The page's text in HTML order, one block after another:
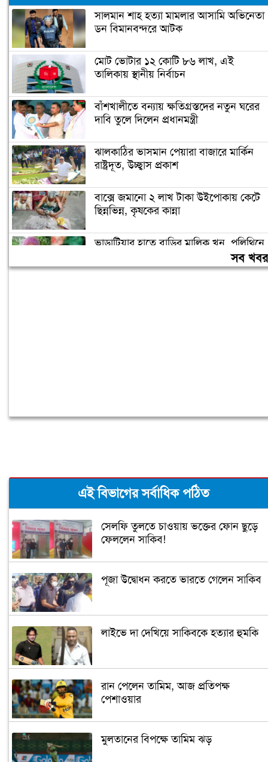
সালমান শাহ হত্যা মামলার আসামি অভিনেতা
ডন বিমানবন্দরে আটক
মোট ভোটার ১২ কোটি ৮৬ লাখ, এই
তালিকায় স্থানীয় নির্বাচন
বাঁশখালীতে বন্যায় ক্ষতিগ্রস্তদের নতুন ঘরের
দাবি তুলে দিলেন প্রধানমন্ত্রী
ঝালকাঠির ভাসমান পেয়ারা বাজারে মার্কিন
রাষ্ট্রদূত, উচ্ছ্বাস প্রকাশ
বাক্সে জমানো ২ লাখ টাকা উইপোকায় কেটে
ছিন্নভিন্ন, কৃষকের কান্না
ভাড়াটিয়ার হাতে বাড়ির মালিক খুন, পলিথিনে
সব
এই বিভাগের সর্বাধিক পঠিত
সেলফি তুলতে চাওয়ায় ভক্তের ফোন ছুড়ে
ফেললেন সাকিব!
পূজা উদ্বোধন করতে ভারতে গেলেন সাকিব
লাইভে দা দেখিয়ে সাকিবকে হত্যার হুমকি
রান পেলেন তামিম, আজ প্রতিপক্ষ
পেশাওয়ার
মুলতানের বিপক্ষে তামিম ঝড়